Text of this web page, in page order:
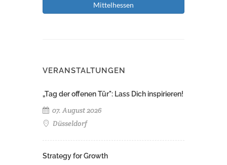
Mittelhessen
VERANSTALTUNGEN
„Tag der offenen Tür": Lass Dich inspirieren!
07. August 2026
Düsseldorf
Strategy for Growth